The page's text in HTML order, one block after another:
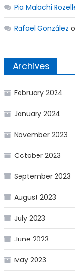
Pia Malachi
Rafael González
Archives
February 2024
January 2024
November 2023
October 2023
September 2023
August 2023
July 2023
June 2023
May 2023